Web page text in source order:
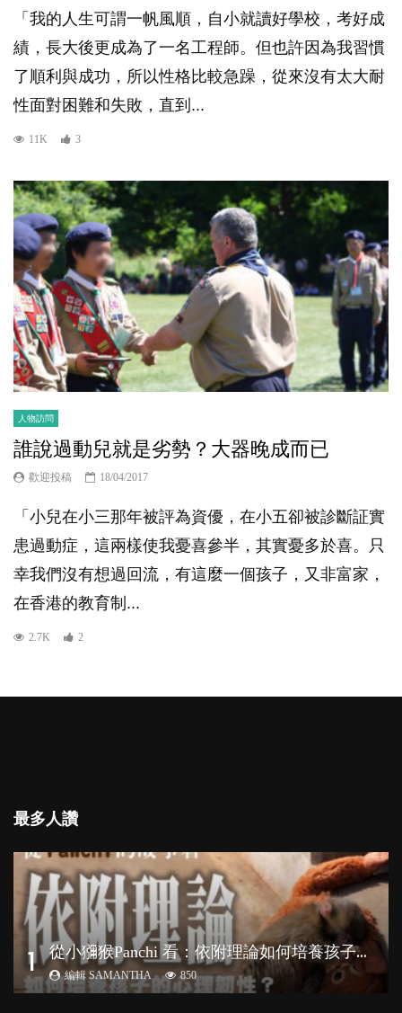
「我的人生可謂一帆風順，自小就讀好學校，考好成
績，長大後更成為了一名工程師。但也許因為我習慣
了順利與成功，所以性格比較急躁，從來沒有太大耐
性面對困難和失敗，直到...
11K 3
人物訪問
誰說過動兒就是劣勢？大器晚成而已
歡迎投稿 18/04/2017
「小兒在小三那年被評為資優，在小五卻被診斷証實
患過動症，這兩樣使我憂喜參半，其實憂多於喜。只
幸我們沒有想過回流，有這麼一個孩子，又非富家，
在香港的教育制...
2.7K 2
最多人讚
1 從
小獼猴Panchi 看：依附理論如何培養孩子心理韌性？
編輯 SAMANTHA 850